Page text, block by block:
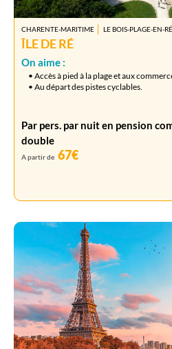
CHARENTE-MARITIME LE BOIS-PLAGE-EN-RÉ
ÎLE DE RÉ
On aime :
• Accès à pied à la plage et aux
• Au départ des pistes cyclables.
Par pers. par nuit en pension
double
A partir de 67€